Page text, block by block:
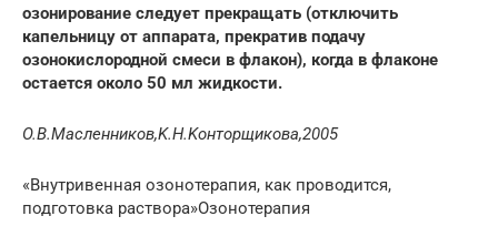
озонирование следует прекращать (отключить
капельницу от аппарата, прекратив подачу
озонокислородной смеси в флакон), когда в флаконе
остается около 50 мл жидкости.
O.B.Macлeнникoв,K.H.Koнтopщикoвa,2005
«Внутривенная озонотерапия, как проводится,
подготовка раствора»Озонотерапия